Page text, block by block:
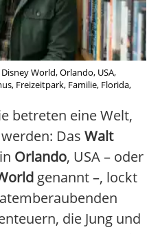
World, Orlando, USA,
Freizeitpark, Familie, Florida,
betreten eine Welt,
Das Walt
Orlando, USA – oder
genannt –, lockt
die Jung und